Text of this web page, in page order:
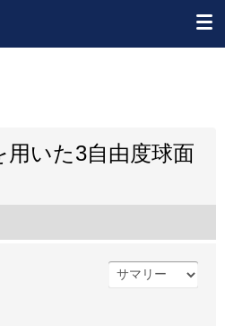
用いた3自由度球面